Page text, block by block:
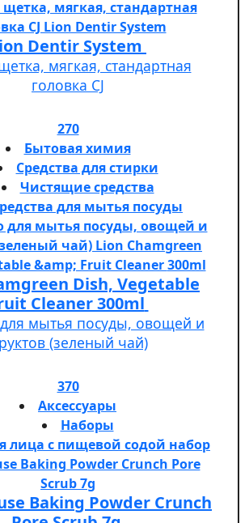
Dentir System
мягкая, стандартная
головка СJ
270
Бытовая химия
Средства для стирки
Чистящие средства
для мытья посуды
Dish, Vegetable
Cleaner 300ml
мытья посуды, овощей и
(зеленый чай)
370
Аксессуары
Наборы
Baking Powder Crunch